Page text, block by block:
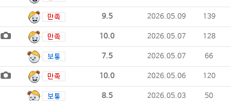
9.5 2026.05.09 139
10.0 2026.05.07 128
7.5 2026.05.07 66
10.0 2026.05.06 120
8.5 2026.05.03 50